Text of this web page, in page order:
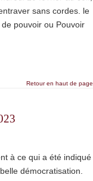
sans cordes. le
pouvoir ou Pouvoir
Retour en haut de page
à ce qui a été indiqué
démocratisation.